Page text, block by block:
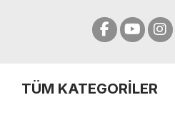
TÜM KATEGORİLER